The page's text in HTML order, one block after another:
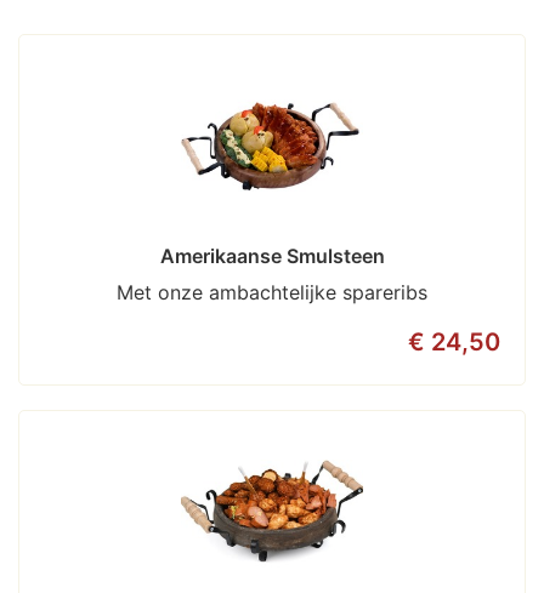
Amerikaanse Smulsteen
Met onze ambachtelijke spareribs
€ 24,50